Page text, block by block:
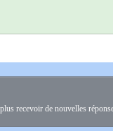
recevoir de nouvelles